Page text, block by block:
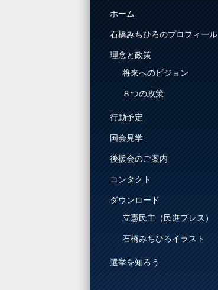
ホーム
石橋みちひろのプロフィール
理念と政策
将来へのビジョン
８つの政策
行動予定
国会見学
後援会のご案内
コンタクト
ダウンロード
立憲民主（民進プレス）
石橋みちひろイラスト
選挙を知ろう